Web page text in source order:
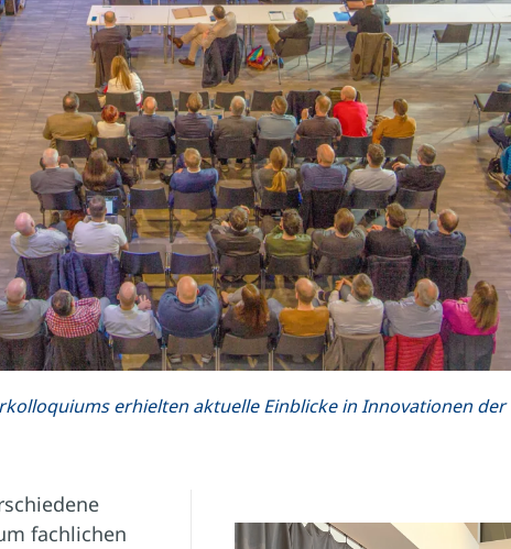
erhielten aktuelle Einblicke in Innovationen der
fachlichen